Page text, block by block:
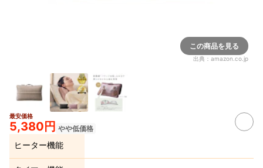
この商品を見る
出典： amazon.co.jp
最安価格
5,380円 やや低価格
ヒーター機能